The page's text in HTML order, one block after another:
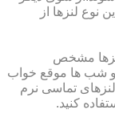
نوع لنزها از
مشخص
و شب ها موقع خواب
لنزهای تماسی نرم